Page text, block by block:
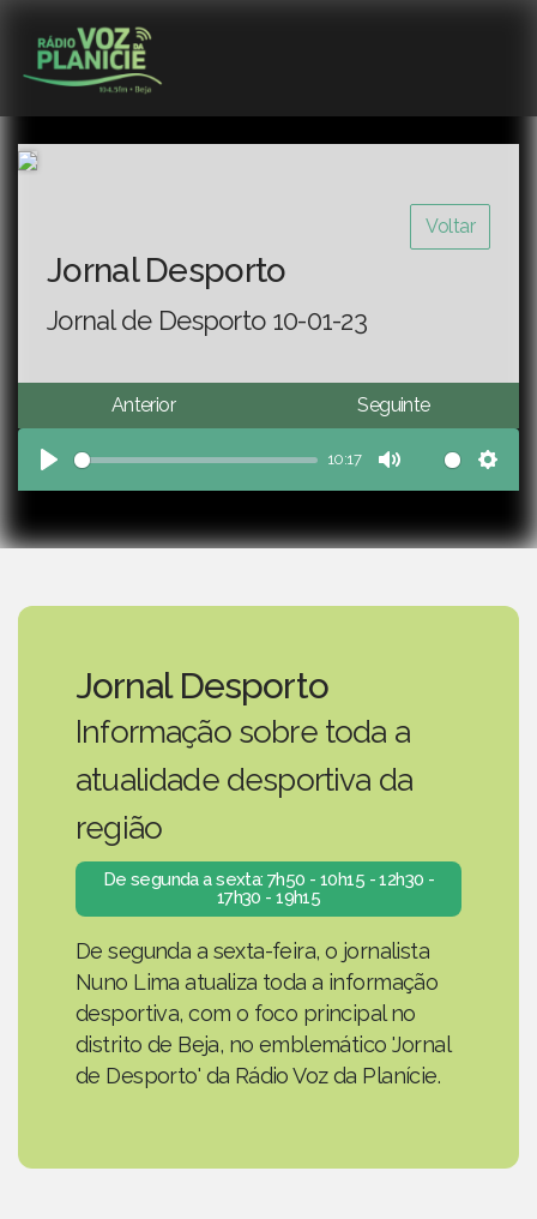
Voltar
Jornal Desporto
Jornal de Desporto 10-01-23
Anterior Seguinte
Play
10:17
Mute
Jornal Desporto
Informação sobre toda a
atualidade desportiva da
região
De segunda a sexta: 7h50 - 10h15 - 12h30 -
17h30 - 19h15
De segunda a sexta-feira, o jornalista
Nuno Lima atualiza toda a informação
desportiva, com o foco principal no
distrito de Beja, no emblemático 'Jornal
de Desporto' da Rádio Voz da Planície.